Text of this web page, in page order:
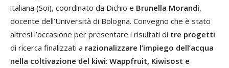
italiana (Soi), coordinato da Dichio e Brunella Morandi,
docente dell’Università di Bologna. Convegno che è stato
altresì l’occasione per presentare i risultati di tre progetti
di ricerca finalizzati a razionalizzare l’impiego dell’acqua
nella coltivazione del kiwi: Wappfruit, Kiwisost e